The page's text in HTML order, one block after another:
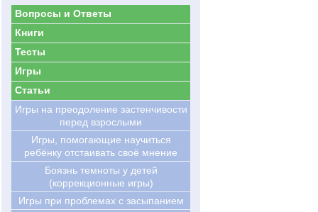
Вопросы и Ответы
Книги
Тесты
Игры
Статьи
Игры на преодоление застенчивости
перед взрослыми
Игры, помогающие научиться
ребёнку отстаивать своё мнение
Боязнь темноты у детей
(коррекционные игры)
Игры при проблемах с засыпанием